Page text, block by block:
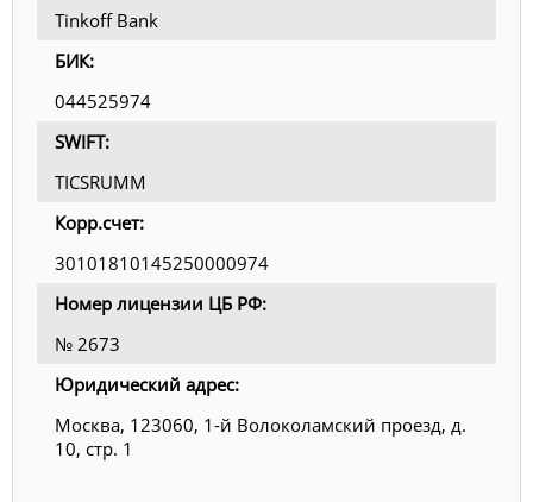
Tinkoff Bank
БИК:
044525974
SWIFT:
TICSRUMM
Корр.счет:
30101810145250000974
Номер лицензии ЦБ РФ:
№ 2673
Юридический адрес:
Москва, 123060, 1-й Волоколамский проезд, д.
10, стр. 1